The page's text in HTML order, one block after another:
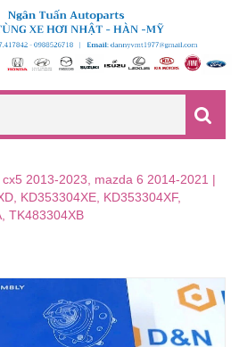
2013-2023, mazda 6 2014-2021 |
KD353304XE, KD353304XF,
TK483304XB